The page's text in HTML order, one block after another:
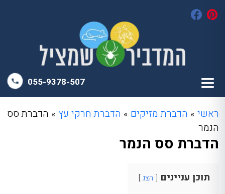
055-9378-507
ראשי » הדברת מזיקים » הדברת חרקי עץ » הדברת סס
הנמר
הדברת סס הנמר
תוכן עניינים הצג